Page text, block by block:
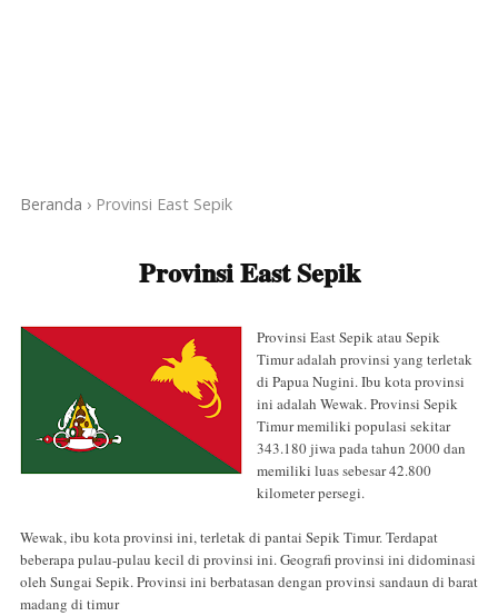
Beranda › Provinsi East Sepik
Provinsi East Sepik
Provinsi East Sepik atau Sepik
Timur adalah provinsi yang terletak
di Papua Nugini. Ibu kota provinsi
ini adalah Wewak. Provinsi Sepik
Timur memiliki populasi sekitar
343.180 jiwa pada tahun 2000 dan
memiliki luas sebesar 42.800
kilometer persegi.
Wewak, ibu kota provinsi ini, terletak di pantai Sepik Timur. Terdapat
beberapa pulau-pulau kecil di provinsi ini. Geografi provinsi ini didominasi
oleh Sungai Sepik. Provinsi ini berbatasan dengan provinsi sandaun di barat
madang di timur